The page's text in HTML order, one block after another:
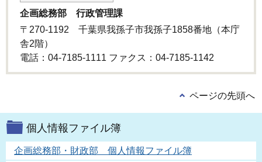
企画総務部 行政管理課
〒270-1192 千葉県我孫子市我孫子1858番地（本庁
舎2階）
電話：04-7185-1111 ファクス：04-7185-1142
ページの先頭へ
個人情報ファイル簿
企画総務部・財政部 個人情報ファイル簿